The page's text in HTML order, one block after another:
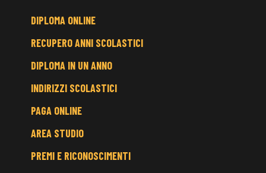
FOOTER
MENU
DIPLOMA ONLINE
RECUPERO ANNI SCOLASTICI
DIPLOMA IN UN ANNO
INDIRIZZI SCOLASTICI
PAGA ONLINE
AREA STUDIO
PREMI E RICONOSCIMENTI